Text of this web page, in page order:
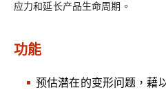
应力和延长产品生命周期。
功能
预估潜在的变形问题，藉